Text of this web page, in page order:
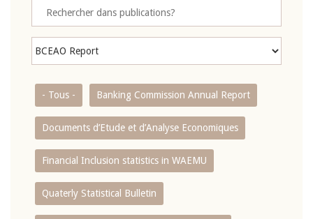
- Tous - Banking Commission Annual Report
Documents d’Etude et d’Analyse Economiques
Financial Inclusion statistics in WAEMU
Quaterly Statistical Bulletin